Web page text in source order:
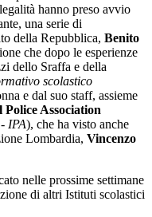
hanno preso avvio
una serie di
della Repubblica, Benito
che dopo le esperienze
dello Sraffa e della
ativo scolastico
e dal suo staff, assieme
Association
- IPA), che ha visto anche
Lombardia, Vincenzo
nelle prossime settimane
di altri Istituti scolastici